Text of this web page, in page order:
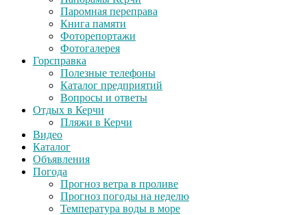
Паромная переправа
Книга памяти
Фоторепортажи
Фотогалерея
Горсправка
Полезные телефоны
Каталог предприятий
Вопросы и ответы
Отдых в Керчи
Пляжи в Керчи
Видео
Каталог
Объявления
Погода
Прогноз ветра в проливе
Прогноз погоды на неделю
Температура воды в море